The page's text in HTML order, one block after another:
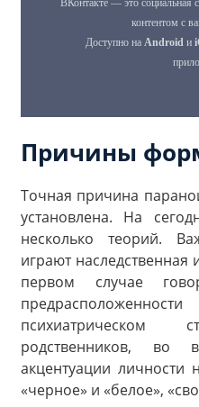
Причины
Точная причина
установлена. На
несколько теорий.
играют
первом случае
родственников, во
акцентуации личности
«черное» и «белое»,